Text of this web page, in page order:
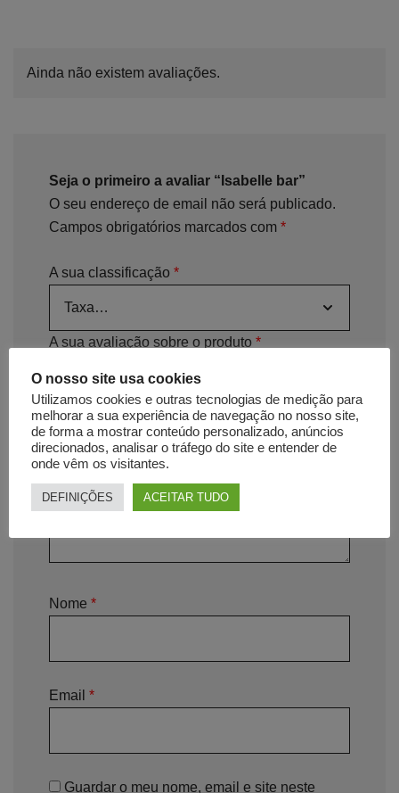
Ainda não existem avaliações.
Seja o primeiro a avaliar “Isabelle bar”
O seu endereço de email não será publicado.
Campos obrigatórios marcados com *
A sua classificação *
A sua avaliação sobre o produto *
Nome *
Email *
Guardar o meu nome, email e site neste
O nosso site usa cookies
Utilizamos cookies e outras tecnologias de medição para
melhorar a sua experiência de navegação no nosso site,
de forma a mostrar conteúdo personalizado, anúncios
direcionados, analisar o tráfego do site e entender de
onde vêm os visitantes.
DEFINIÇÕES ACEITAR TUDO